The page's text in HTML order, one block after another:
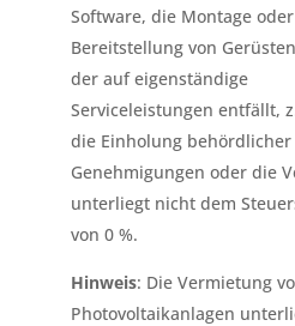
Software, die Montage
Bereitstellung von
der auf eigenständige
Serviceleistungen entfällt,
die Einholung behördlicher
Genehmigungen oder die
unterliegt nicht dem
von 0 %.
Hinweis: Die Vermietung
Photovoltaikanlagen